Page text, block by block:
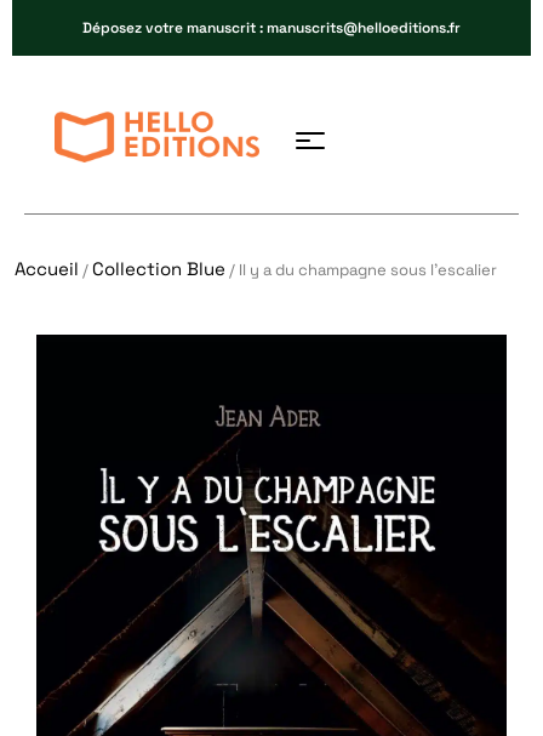
Déposez votre manuscrit : manuscrits@helloeditions.fr
Accueil /Collection Blue / Il y a du champagne sous l’escalier